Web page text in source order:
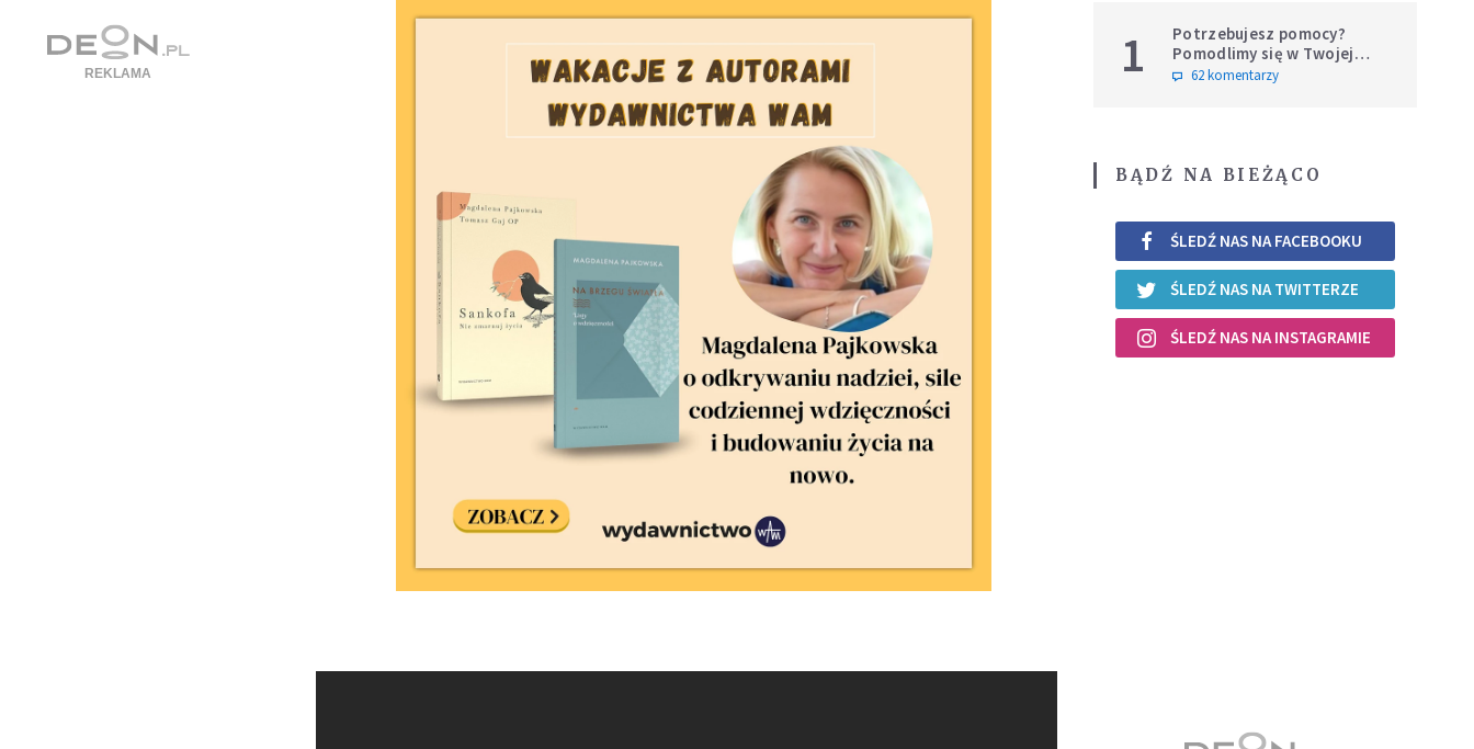
1
Potrzebujesz pomocy?
Pomodlimy się w Twojej
intencji
62 komentarzy
BĄDŹ NA BIEŻĄCO
ŚLEDŹ NAS NA FACEBOOKU
ŚLEDŹ NAS NA TWITTERZE
ŚLEDŹ NAS NA INSTAGRAMIE